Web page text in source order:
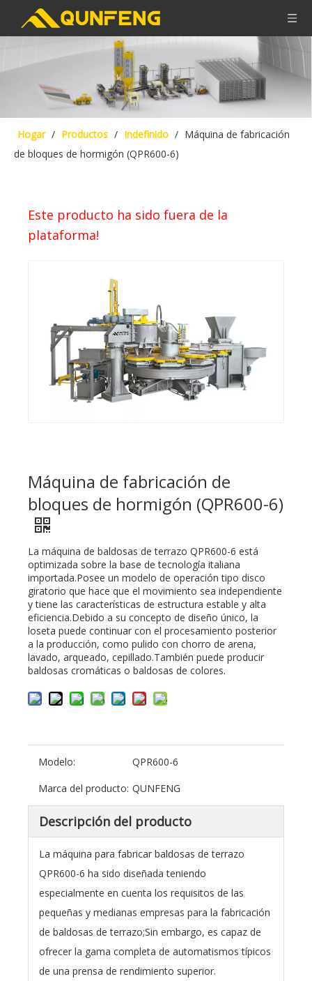
Hogar / Productos / Indefinido / Máquina de fabricación
de bloques de hormigón (QPR600-6)
Este producto ha sido fuera de la
plataforma!
Máquina de fabricación de
bloques de hormigón (QPR600-6)
La máquina de baldosas de terrazo QPR600-6 está
optimizada sobre la base de tecnología italiana
importada.Posee un modelo de operación tipo disco
giratorio que hace que el movimiento sea independiente
y tiene las características de estructura estable y alta
eficiencia.Debido a su concepto de diseño único, la
loseta puede continuar con el procesamiento posterior
a la producción, como pulido con chorro de arena,
lavado, arqueado, cepillado.También puede producir
baldosas cromáticas o baldosas de colores.
Modelo:
QPR600-6
Marca del producto: QUNFENG
Descripción del producto
La máquina para fabricar baldosas de terrazo
QPR600-6 ha sido diseñada teniendo
especialmente en cuenta los requisitos de las
pequeñas y medianas empresas para la fabricación
de baldosas de terrazo;Sin embargo, es capaz de
ofrecer la gama completa de automatismos típicos
de una prensa de rendimiento superior.